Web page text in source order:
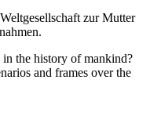
zur Mutter
the history of mankind?
and frames over the